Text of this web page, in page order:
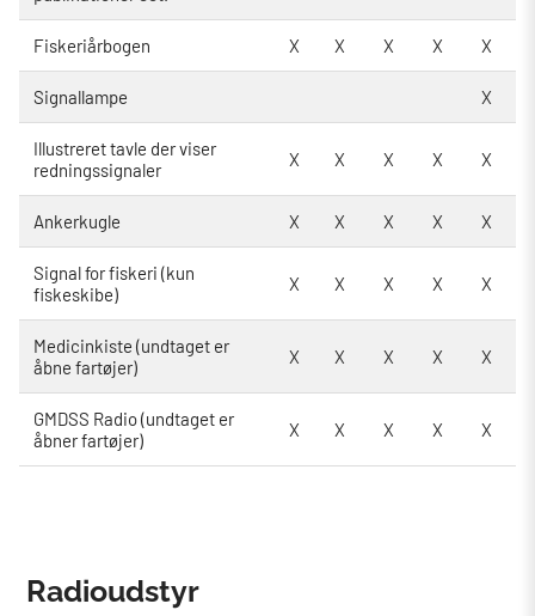
Fiskeriårbogen X X X X X
Signallampe X
Illustreret tavle der viser
redningssignaler
X X X X X
Ankerkugle X X X X X
Signal for fiskeri (kun
fiskeskibe)
X X X X X
Medicinkiste (undtaget er
åbne fartøjer)
X X X X X
GMDSS Radio (undtaget er
åbner fartøjer)
X X X X X
Radioudstyr